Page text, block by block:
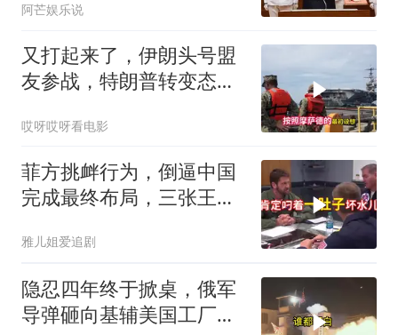
阿芒娱乐说
又打起来了，伊朗头号盟
友参战，特朗普转变态
哎呀哎呀看电影
菲方挑衅行为，倒逼中国
完成最终布局，三张王牌
雅儿姐爱追剧
隐忍四年终于掀桌，俄军
导弹砸向基辅美国工厂，